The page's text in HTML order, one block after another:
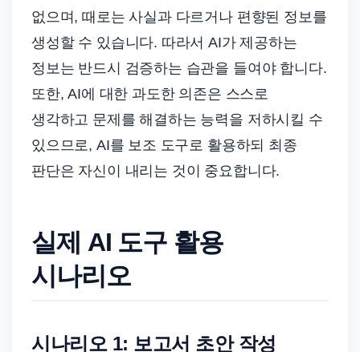
없으며, 때로는 사실과 다르거나 편향된 정보를
생성할 수 있습니다. 따라서 AI가 제공하는
정보는 반드시 검증하는 습관을 들여야 합니다.
또한, AI에 대한 과도한 의존은 스스로
생각하고 문제를 해결하는 능력을 저하시킬 수
있으므로, AI를 보조 도구로 활용하되 최종
판단은 자신이 내리는 것이 중요합니다.
실제 AI 도구 활용
시나리오
시나리오 1: 보고서 초안 작성